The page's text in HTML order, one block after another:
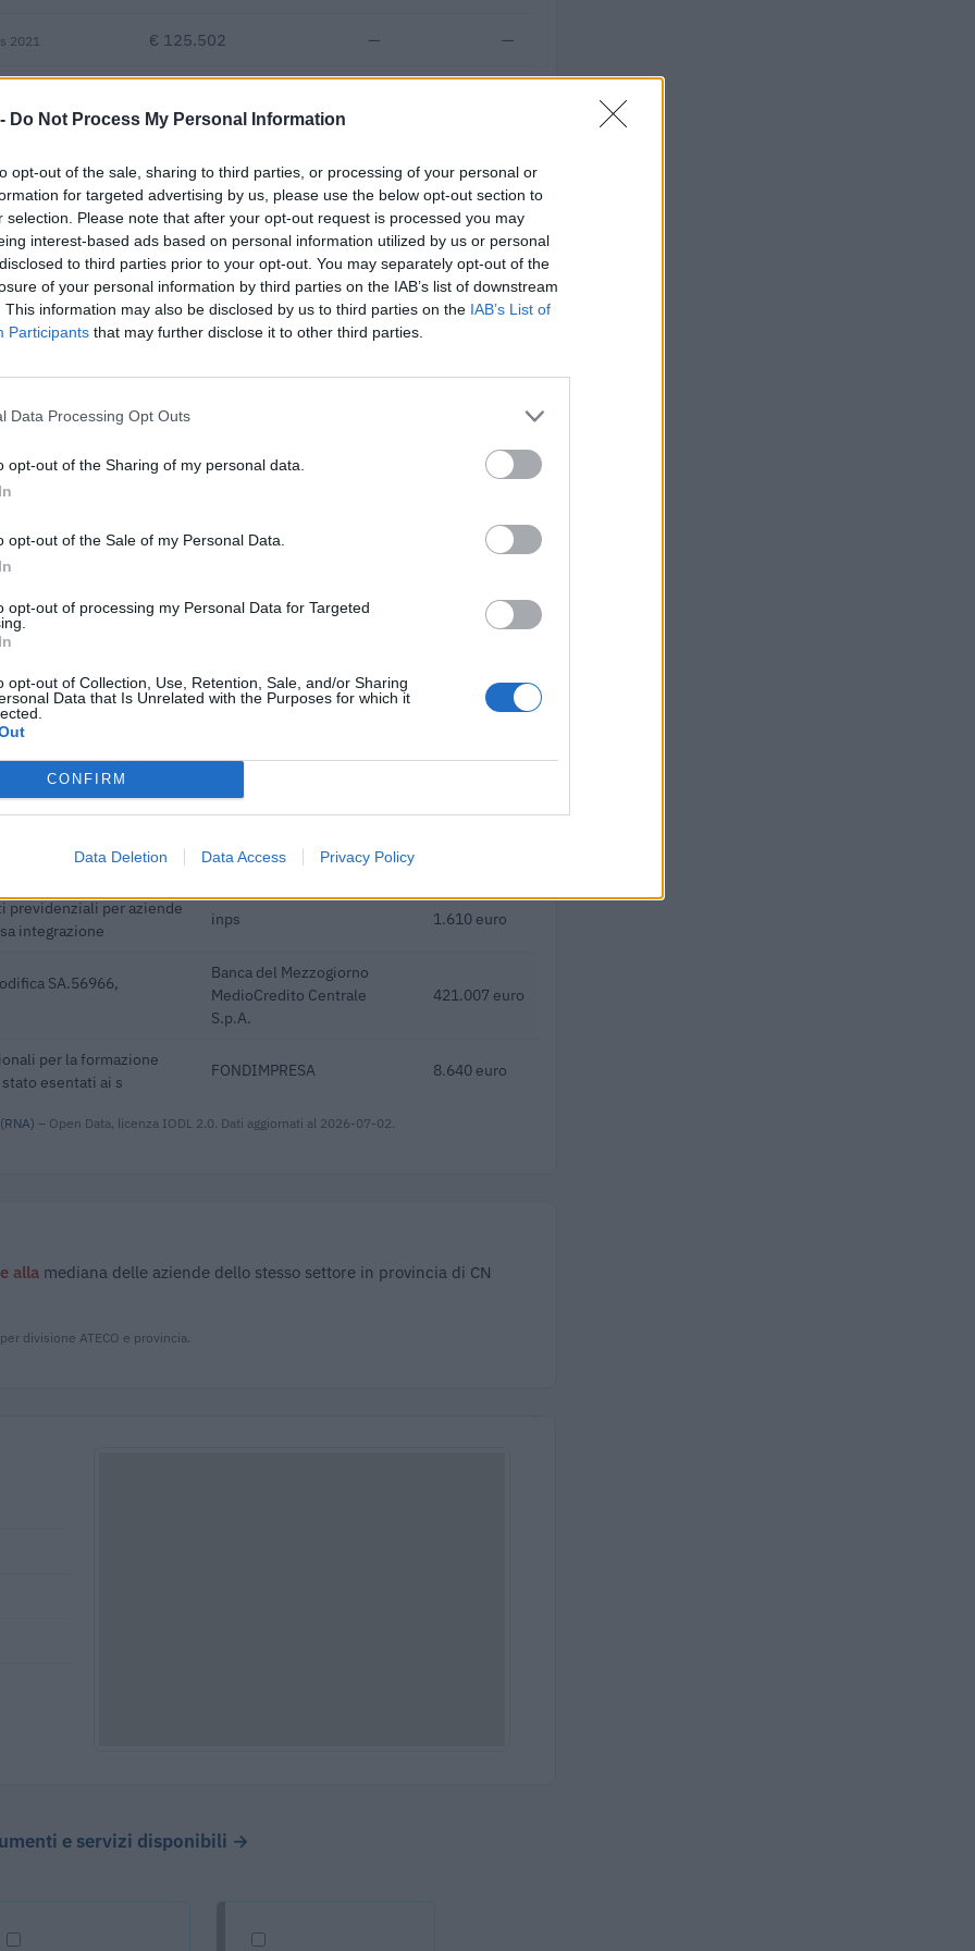
Do Not Process My Personal Information
opt-out of the sale, sharing to third parties, or processing of your personal or
for targeted advertising by us, please use the below opt-out section to
selection. Please note that after your opt-out request is processed you may
interest-based ads based on personal information utilized by us or personal
to third parties prior to your opt-out. You may separately opt-out of the
of your personal information by third parties on the IAB’s list of downstream
This information may also be disclosed by us to third parties on the IAB’s List of
Participants that may further disclose it to other third parties.
Data Processing Opt Outs
opt-out of the Sharing of my personal data.
opt-out of the Sale of my Personal Data.
opt-out of processing my Personal Data for Targeted
opt-out of Collection, Use, Retention, Sale, and/or Sharing
Data that Is Unrelated with the Purposes for which it
CONFIRM
Data Deletion Data Access Privacy Policy
2021 € 125.502 — —
€ 318.140
Fatturato per dipendente
per un totale di 495.157 euro (2021–2025).
per la formazione
esentati ai s
FONDIMPRESA 2.994 euro
per la formazione
esentati ai s
FONDIMPRESA 5.988 euro
per la formazione
esentati ai s
FONDIMPRESA 3.000 euro
ai sensi della decisione
SA 101076)
a seguito della crisi
19 [con mo
a seguito della crisi
19 [con mo
per la formazione
esentati ai s
FONDIMPRESA
previdenziali per aziende
integrazione
inps 1.610 euro
SA.56966,
Banca del Mezzogiorno
MedioCredito Centrale
S.p.A.
421.007 euro
per la formazione
esentati ai s
FONDIMPRESA 8.640 euro
– Open Data, licenza IODL 2.0. Dati aggiornati al 2026-07-02.
alla mediana delle aziende dello stesso settore in provincia di CN
divisione ATECO e provincia.
e servizi disponibili →